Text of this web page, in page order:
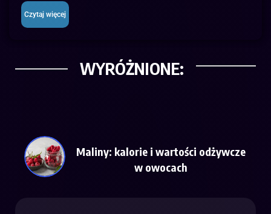
Czytaj więcej
WYRÓŻNIONE:
Maliny: kalorie i wartości odżywcze
w owocach